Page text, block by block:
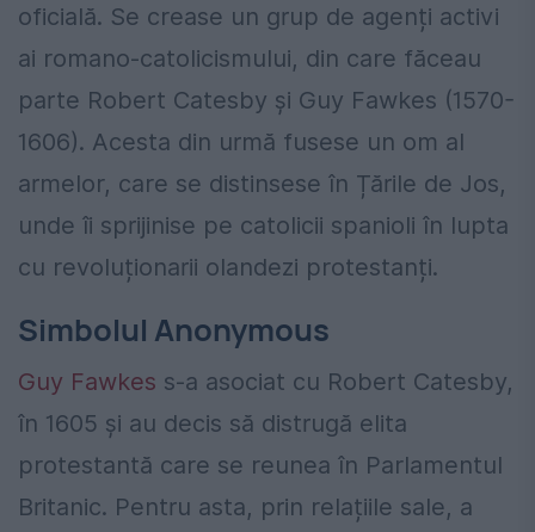
oficială. Se crease un grup de agenți activi
ai romano-catolicismului, din care făceau
parte Robert Catesby și Guy Fawkes (1570-
1606). Acesta din urmă fusese un om al
armelor, care se distinsese în Țările de Jos,
unde îi sprijinise pe catolicii spanioli în lupta
cu revoluționarii olandezi protestanți.
Simbolul Anonymous
Guy Fawkes s-a asociat cu Robert Catesby,
în 1605 și au decis să distrugă elita
protestantă care se reunea în Parlamentul
Britanic. Pentru asta, prin relațiile sale, a